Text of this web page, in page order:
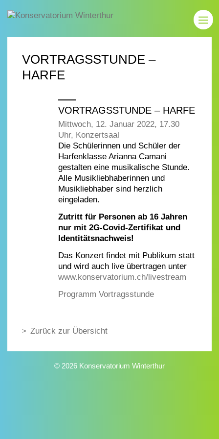
VORTRAGSSTUNDE –
HARFE
VORTRAGSSTUNDE – HARFE
Mittwoch, 12. Januar 2022, 17.30
Uhr, Konzertsaal
Die Schülerinnen und Schüler der
Harfenklasse Arianna Camani
gestalten eine musikalische Stunde.
Alle Musikliebhaberinnen und
Musikliebhaber sind herzlich
eingeladen.
Zutritt für Personen ab 16 Jahren
nur mit 2G-Covid-Zertifikat und
Identitätsnachweis!
Das Konzert findet mit Publikum statt
und wird auch live übertragen unter
www.konservatorium.ch/livestream
Programm Vortragsstunde
Zurück zur Übersicht
© 2026 Konservatorium Winterthur